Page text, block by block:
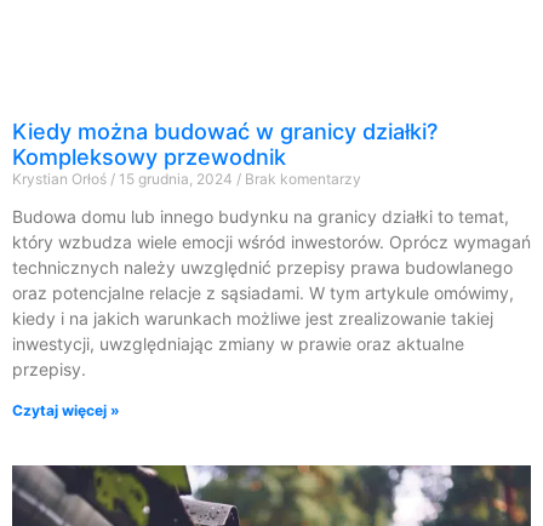
Kiedy można budować w granicy działki?
Kompleksowy przewodnik
Krystian Orłoś 15 grudnia, 2024 Brak komentarzy
Budowa domu lub innego budynku na granicy działki to temat,
który wzbudza wiele emocji wśród inwestorów. Oprócz wymagań
technicznych należy uwzględnić przepisy prawa budowlanego
oraz potencjalne relacje z sąsiadami. W tym artykule omówimy,
kiedy i na jakich warunkach możliwe jest zrealizowanie takiej
inwestycji, uwzględniając zmiany w prawie oraz aktualne
przepisy.
Czytaj więcej »